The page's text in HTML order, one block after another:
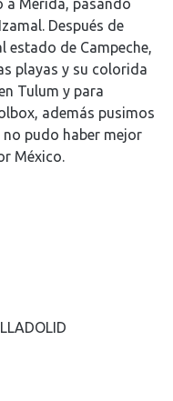
a Mérida, pasando
Después de
de Campeche,
playas y su colorida
Tulum y para
además pusimos
pudo haber mejor
México.